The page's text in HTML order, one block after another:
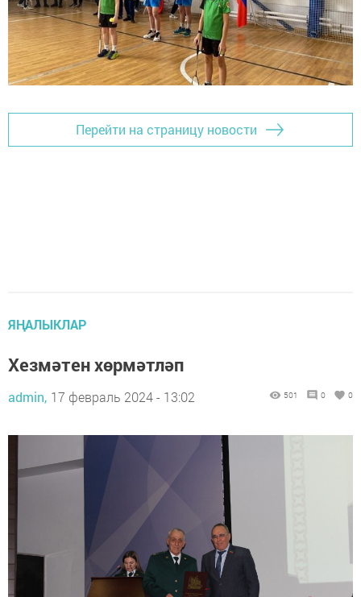
Перейти на страницу новости
ЯҢАЛЫКЛАР
Хезмәтен хөрмәтләп
admin, 17 февраль 2024 - 13:02 501 0 0